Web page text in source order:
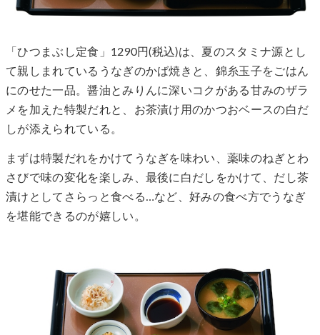
「ひつまぶし定食」1290円(税込)は、夏のスタミナ源とし
て親しまれているうなぎのかば焼きと、錦糸玉子をごはん
にのせた一品。醤油とみりんに深いコクがある甘みのザラ
メを加えた特製だれと、お茶漬け用のかつおベースの白だ
しが添えられている。
まずは特製だれをかけてうなぎを味わい、薬味のねぎとわ
さびで味の変化を楽しみ、最後に白だしをかけて、だし茶
漬けとしてさらっと食べる…など、好みの食べ方でうなぎ
を堪能できるのが嬉しい。